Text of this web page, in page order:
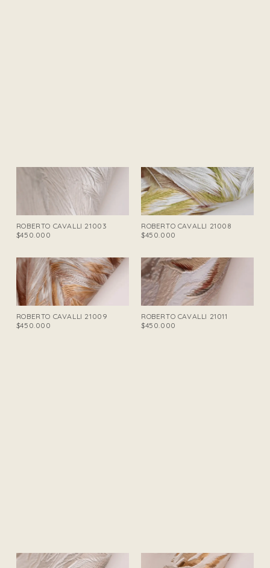
ROBERTO CAVALLI 21003
$450.000
ROBERTO CAVALLI 21008
$450.000
ROBERTO CAVALLI 21009
$450.000
ROBERTO CAVALLI 21011
$450.000